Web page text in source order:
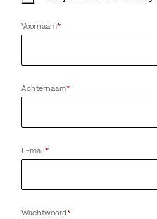
Voornaam*
Achternaam*
E-mail*
Wachtwoord*